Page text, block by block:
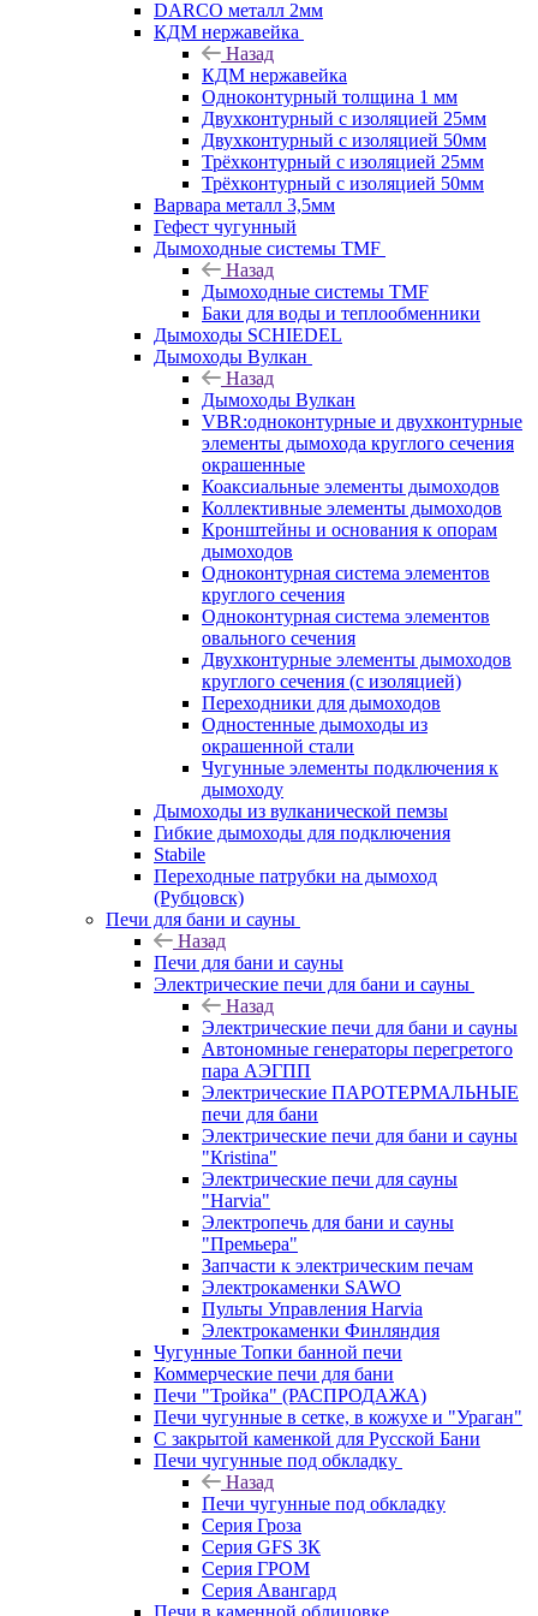
DARCO металл 2мм
КДМ нержавейка
Назад
КДМ нержавейка
Одноконтурный толщина 1 мм
Двухконтурный с изоляцией 25мм
Двухконтурный с изоляцией 50мм
Трёхконтурный с изоляцией 25мм
Трёхконтурный с изоляцией 50мм
Варвара металл 3,5мм
Гефест чугунный
Дымоходные системы TMF
Назад
Дымоходные системы TMF
Баки для воды и теплообменники
Дымоходы SCHIEDEL
Дымоходы Вулкан
Назад
Дымоходы Вулкан
VBR:одноконтурные и двухконтурные
элементы дымохода круглого сечения
окрашенные
Коаксиальные элементы дымоходов
Коллективные элементы дымоходов
Кронштейны и основания к опорам
дымоходов
Одноконтурная система элементов
круглого сечения
Одноконтурная система элементов
овального сечения
Двухконтурные элементы дымоходов
круглого сечения (с изоляцией)
Переходники для дымоходов
Одностенные дымоходы из
окрашенной стали
Чугунные элементы подключения к
дымоходу
Дымоходы из вулканической пемзы
Гибкие дымоходы для подключения
Stabile
Переходные патрубки на дымоход
(Рубцовск)
Печи для бани и сауны
Назад
Печи для бани и сауны
Электрические печи для бани и сауны
Назад
Электрические печи для бани и сауны
Автономные генераторы перегретого
пара АЭГПП
Электрические ПАРОТЕРМАЛЬНЫЕ
печи для бани
Электрические печи для бани и сауны
"Кristina"
Электрические печи для сауны
"Harvia"
Электропечь для бани и сауны
"Премьера"
Запчасти к электрическим печам
Электрокаменки SAWO
Пульты Управления Harvia
Электрокаменки Финляндия
Чугунные Топки банной печи
Коммерческие печи для бани
Печи "Тройка" (РАСПРОДАЖА)
Печи чугунные в сетке, в кожухе и "Ураган"
С закрытой каменкой для Русской Бани
Печи чугунные под обкладку
Назад
Печи чугунные под обкладку
Серия Гроза
Серия GFS ЗК
Серия ГРОМ
Серия Авангард
Печи в каменной облицовке